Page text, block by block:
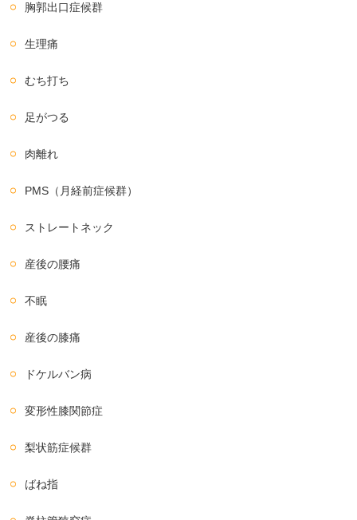
胸郭出口症候群
生理痛
むち打ち
足がつる
肉離れ
PMS（月経前症候群）
ストレートネック
産後の腰痛
不眠
産後の膝痛
ドケルバン病
変形性膝関節症
梨状筋症候群
ばね指